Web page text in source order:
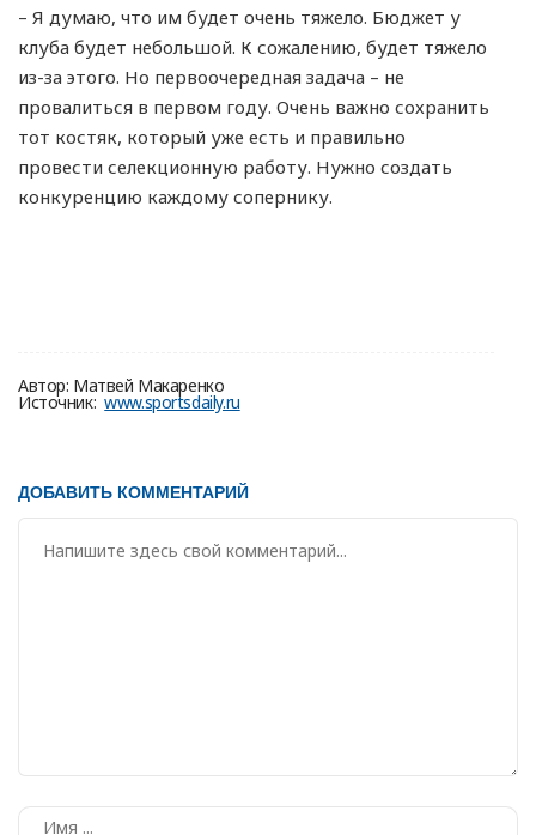
– Я думаю, что им будет очень тяжело. Бюджет у
клуба будет небольшой. К сожалению, будет тяжело
из-за этого. Но первоочередная задача – не
провалиться в первом году. Очень важно сохранить
тот костяк, который уже есть и правильно
провести селекционную работу. Нужно создать
конкуренцию каждому сопернику.
Автор: Матвей Макаренко
Источник: www.sportsdaily.ru
ДОБАВИТЬ КОММЕНТАРИЙ